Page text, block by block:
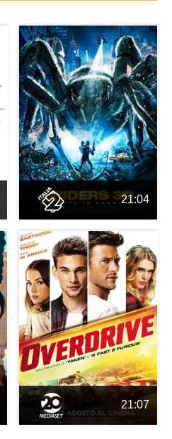
21:04
21:07